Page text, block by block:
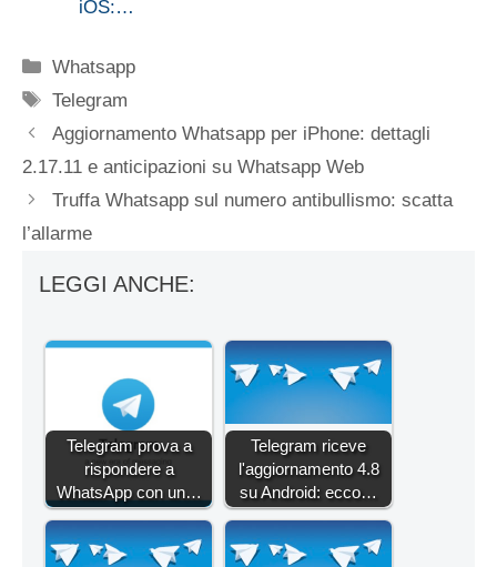
iOS:…
Categorie
Whatsapp
Tag
Telegram
Aggiornamento Whatsapp per iPhone: dettagli
2.17.11 e anticipazioni su Whatsapp Web
Truffa Whatsapp sul numero antibullismo: scatta
l’allarme
LEGGI ANCHE:
Telegram prova a
rispondere a
WhatsApp con un…
Telegram riceve
l'aggiornamento 4.8
su Android: ecco…